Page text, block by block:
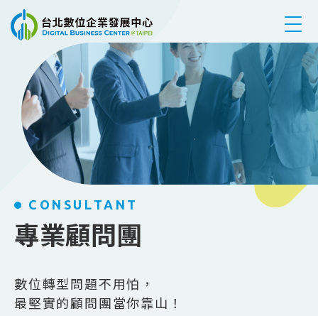
跳到主要內容
CONSULTANT
專業顧問團
數位轉型問題不用怕，
最堅實的顧問團當你靠山！